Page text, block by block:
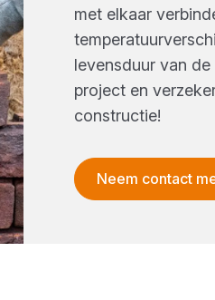
met elkaar
levensduur van
project en
constructie!
Neem contact